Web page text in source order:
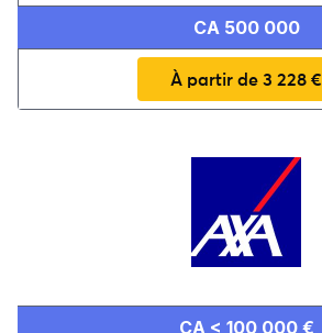
CA 500 000
À partir de 3 228 €
CA < 100 000 €